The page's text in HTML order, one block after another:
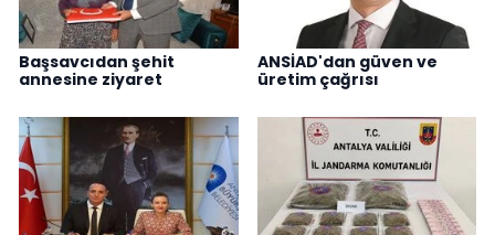
Başsavcıdan şehit
annesine ziyaret
ANSİAD'dan güven ve
üretim çağrısı